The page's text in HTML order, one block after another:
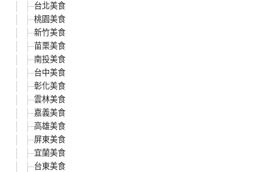
台北美食
桃園美食
新竹美食
苗栗美食
南投美食
台中美食
彰化美食
雲林美食
嘉義美食
高雄美食
屏東美食
宜蘭美食
台東美食